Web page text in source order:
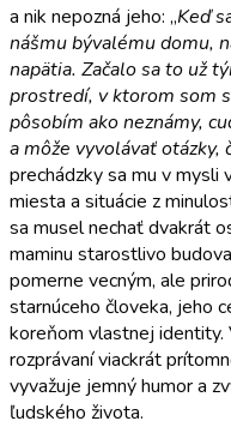
a nik nepozná jeho: „Keď
nášmu bývalému domu,
napätia. Začalo sa to už
prostredí, v ktorom som
pôsobím ako neznámy,
a môže vyvolávať otázky,
prechádzky sa mu v mysli
miesta a situácie z
sa musel nechať dvakrát
maminu starostlivo
pomerne vecným, ale
starnúceho človeka, jeho
koreňom vlastnej
rozprávaní viackrát
vyvažuje jemný humor a
ľudského života.